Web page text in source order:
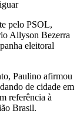
pelo PSOL,
Allyson Bezerra
eleitoral
Paulino afirmou
de cidade em
referência à
Brasil.